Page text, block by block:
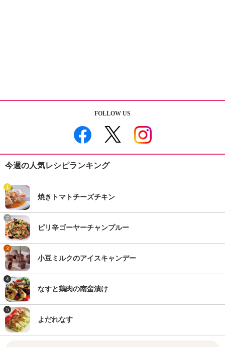
FOLLOW US
今週の人気レシピランキング
1
焼きトマトチーズチキン
2
ピリ辛ゴーヤーチャンプルー
3
小豆ミルクのアイスキャンデー
4
なすと鶏肉の南蛮漬け
5
よだれなす